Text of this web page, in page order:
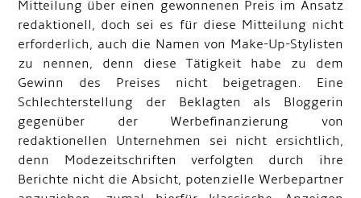
Mitteilung über einen gewonnenen Preis im Ansatz
redaktionell, doch sei es für diese Mitteilung nicht
erforderlich, auch die Namen von Make-Up-Stylisten
zu nennen, denn diese Tätigkeit habe zu dem
Gewinn des Preises nicht beigetragen. Eine
Schlechterstellung der Beklagten als Bloggerin
gegenüber der Werbefinanzierung von
redaktionellen Unternehmen sei nicht ersichtlich,
denn Modezeitschriften verfolgten durch ihre
Berichte nicht die Absicht, potenzielle Werbepartner